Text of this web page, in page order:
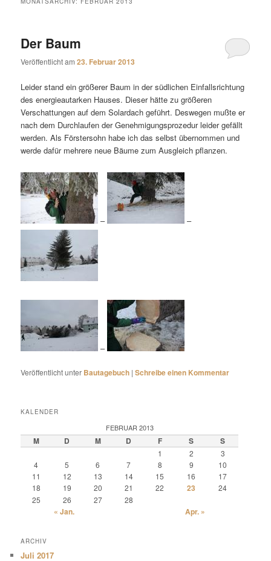
Der Baum
Veröffentlicht am23. Februar 2013
Leider stand ein größerer Baum in der südlichen Einfallsrichtung
des energieautarken Hauses. Dieser hätte zu größeren
Verschattungen auf dem Solardach geführt. Deswegen mußte er
nach dem Durchlaufen der Genehmigungsprozedur leider gefällt
werden. Als Förstersohn habe ich das selbst übernommen und
werde dafür mehrere neue Bäume zum Ausgleich pflanzen.
– –
–
Veröffentlicht unter Bautagebuch |Schreibe einen Kommentar
KALENDER
FEBRUAR 2013
M D M D F S S
1 2
3
4
5 6 7 8 9
10
11
12 13 14 15 16
17
18
19 20 21 22 23
24
25
26 27 28
« Jan. Apr. »
ARCHIV
Juli 2017